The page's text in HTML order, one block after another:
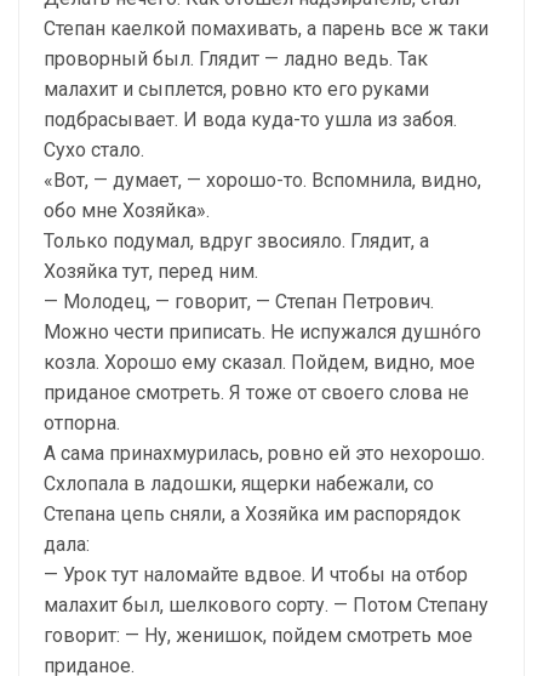
Степан каелкой помахивать, а парень все ж таки
проворный был. Глядит — ладно ведь. Так
малахит и сыплется, ровно кто его руками
подбрасывает. И вода куда-то ушла из забоя.
Сухо стало.
«Вот, — думает, — хорошо-то. Вспомнила, видно,
обо мне Хозяйка».
Только подумал, вдруг звосияло. Глядит, а
Хозяйка тут, перед ним.
— Молодец, — говорит, — Степан Петрович.
Можно чести приписать. Не испужался душнóго
козла. Хорошо ему сказал. Пойдем, видно, мое
приданое смотреть. Я тоже от своего слова не
отпорна.
А сама принахмурилась, ровно ей это нехорошо.
Схлопала в ладошки, ящерки набежали, со
Степана цепь сняли, а Хозяйка им распорядок
дала:
— Урок тут наломайте вдвое. И чтобы на отбор
малахит был, шелкового сорту. — Потом Степану
говорит: — Ну, женишок, пойдем смотреть мое
приданое.